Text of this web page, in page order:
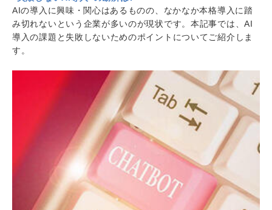
AIの導入に興味・関心はあるものの、なかなか本格導入に踏
み切れないという企業が多いのが現状です。本記事では、AI
導入の課題と失敗しないためのポイントについてご紹介しま
す。